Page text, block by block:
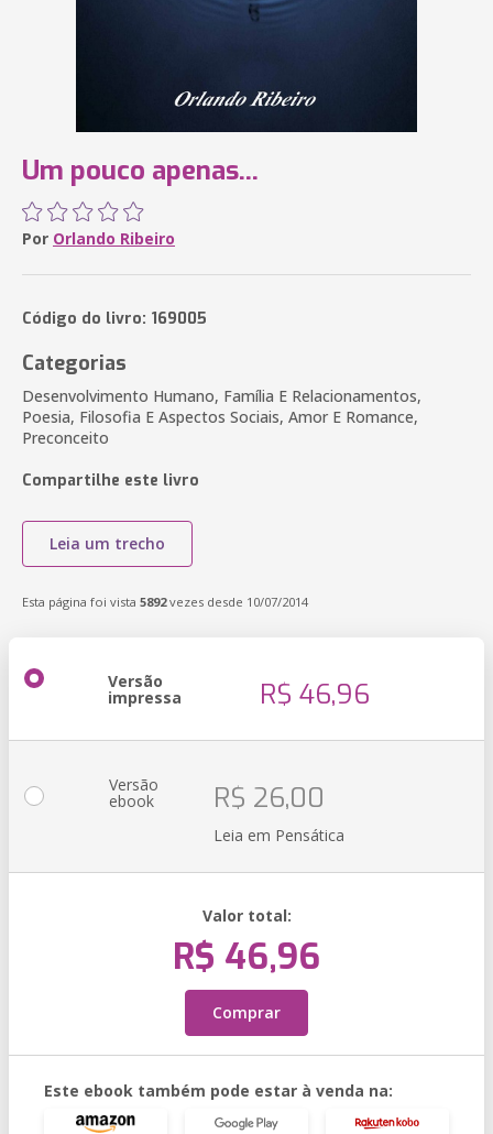
Um pouco apenas...
Por Orlando Ribeiro
Código do livro: 169005
Categorias
Desenvolvimento Humano, Família E Relacionamentos,
Poesia, Filosofia E Aspectos Sociais, Amor E Romance,
Preconceito
Compartilhe este livro
Leia um trecho
Esta página foi vista 5892vezes desde 10/07/2014
Versão
impressa R$ 46,96
Versão
ebook R$ 26,00
Leia em Pensática
Valor total:
R$ 46,96
Comprar
Este ebook também pode estar à venda na: